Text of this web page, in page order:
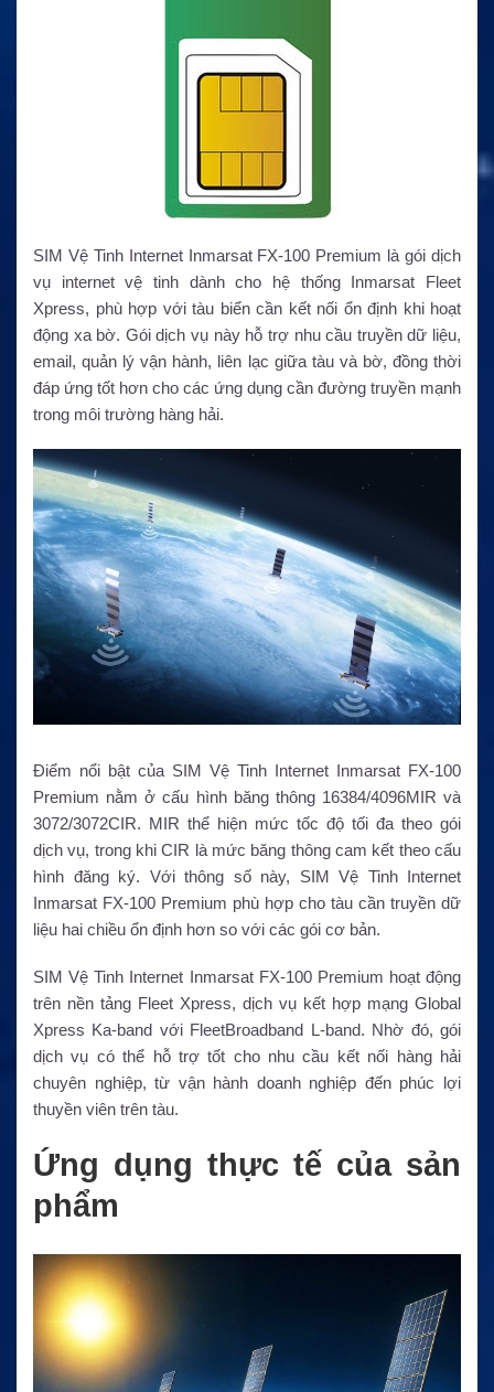
SIM Vệ Tinh Internet Inmarsat FX-100 Premium là gói dịch
vụ internet vệ tinh dành cho hệ thống Inmarsat Fleet
Xpress, phù hợp với tàu biển cần kết nối ổn định khi hoạt
động xa bờ. Gói dịch vụ này hỗ trợ nhu cầu truyền dữ liệu,
email, quản lý vận hành, liên lạc giữa tàu và bờ, đồng thời
đáp ứng tốt hơn cho các ứng dụng cần đường truyền mạnh
trong môi trường hàng hải.
Điểm nổi bật của SIM Vệ Tinh Internet Inmarsat FX-100
Premium nằm ở cấu hình băng thông 16384/4096MIR và
3072/3072CIR. MIR thể hiện mức tốc độ tối đa theo gói
dịch vụ, trong khi CIR là mức băng thông cam kết theo cấu
hình đăng ký. Với thông số này, SIM Vệ Tinh Internet
Inmarsat FX-100 Premium phù hợp cho tàu cần truyền dữ
liệu hai chiều ổn định hơn so với các gói cơ bản.
SIM Vệ Tinh Internet Inmarsat FX-100 Premium hoạt động
trên nền tảng Fleet Xpress, dịch vụ kết hợp mạng Global
Xpress Ka-band với FleetBroadband L-band. Nhờ đó, gói
dịch vụ có thể hỗ trợ tốt cho nhu cầu kết nối hàng hải
chuyên nghiệp, từ vận hành doanh nghiệp đến phúc lợi
thuyền viên trên tàu.
Ứng dụng thực tế của sản
phẩm